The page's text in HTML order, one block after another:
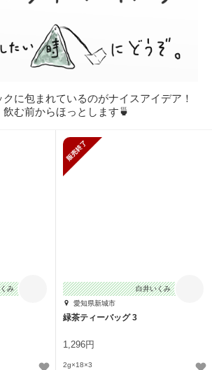
クに包まれているのがナイスアイデア！
む前からほっとします🍵
み
白井いくみ
愛知県新城市
緑茶ティーバッグ 3
1,296円
2g×18×3